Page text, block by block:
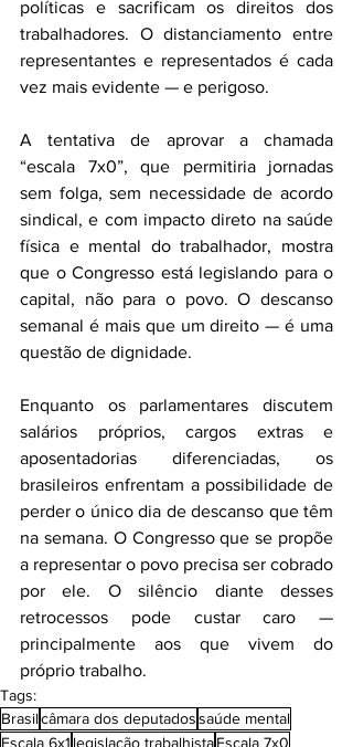
políticas e sacrificam os direitos dos
trabalhadores. O distanciamento entre
representantes e representados é cada
vez mais evidente — e perigoso.
A tentativa de aprovar a chamada
“escala 7x0”, que permitiria jornadas
sem folga, sem necessidade de acordo
sindical, e com impacto direto na saúde
física e mental do trabalhador, mostra
que o Congresso está legislando para o
capital, não para o povo. O descanso
semanal é mais que um direito — é uma
questão de dignidade.
Enquanto os parlamentares discutem
salários próprios, cargos extras e
aposentadorias diferenciadas, os
brasileiros enfrentam a possibilidade de
perder o único dia de descanso que têm
na semana. O Congresso que se propõe
a representar o povo precisa ser cobrado
por ele. O silêncio diante desses
retrocessos pode custar caro —
principalmente aos que vivem do
próprio trabalho.
Tags:
Brasilcâmara dos deputadossaúde mental
Escala 6x1 legislação trabalhistaEscala 7x0